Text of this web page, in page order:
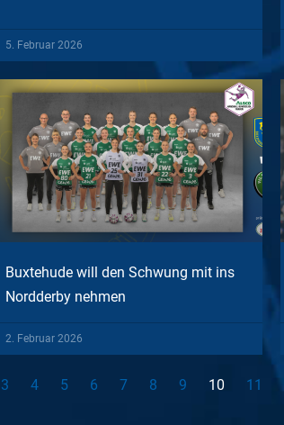
5. Februar 2026
Buxtehude will den Schwung mit ins
Nordderby nehmen
2. Februar 2026
3 4 5 6 7 8 9 10 11